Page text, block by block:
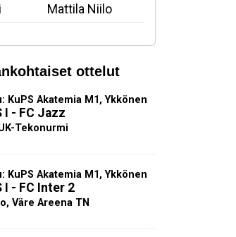
Mattila Niilo
ottelut
KuPS Akatemia M1, Ykkönen
I - FC Jazz
Tekonurmi
KuPS Akatemia M1, Ykkönen
I - FC Inter 2
Väre Areena TN